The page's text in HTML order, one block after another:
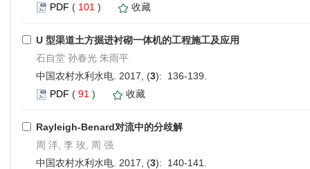
PDF ( 101 ) 收藏
U 型渠道土方掘进衬砌一体机的工程施工及应用
石自堂 孙春光 朱雨平
中国农村水利水电. 2017, (3): 136-139.
PDF ( 91 ) 收藏
Rayleigh-Benard对流中的分歧解
周 洋, 李 玫, 周 强
中国农村水利水电. 2017, (3): 140-141.